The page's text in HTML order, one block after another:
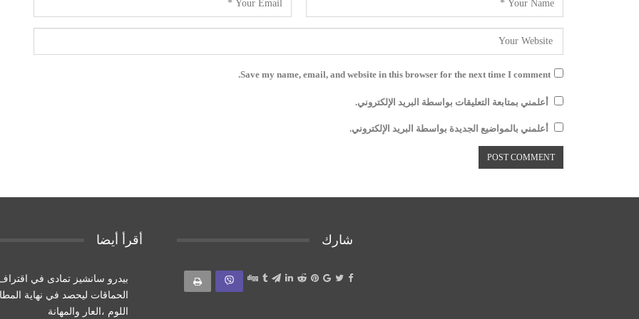
Save my name, email, and website in this browser for the next time I comment.
أعلمني بمتابعة التعليقات بواسطة البريد الإلكتروني.
أعلمني بالمواضيع الجديدة بواسطة البريد الإلكتروني.
شارك أقرأ أيضا
بيدرو سانشيز تمادى في
الحماقات ليحصد في نهاية
اللوم ،العار والمهانة